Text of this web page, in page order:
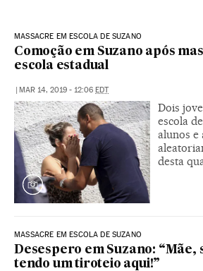
MASSACRE EM ESCOLA DE SUZANO
Comoção em Suzano após
escola estadual
| MAR 14, 2019 - 12:06 EDT
Dois
escola
alunos e
desta
MASSACRE EM ESCOLA DE SUZANO
Desespero em Suzano: “Mãe,
tendo um tiroteio aqui!”